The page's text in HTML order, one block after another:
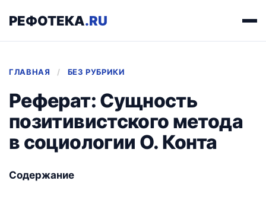
РЕФОТЕКА.RU
ГЛАВНАЯ / БЕЗ РУБРИКИ
Реферат: Сущность
позитивистского метода
в социологии О. Конта
Содержание